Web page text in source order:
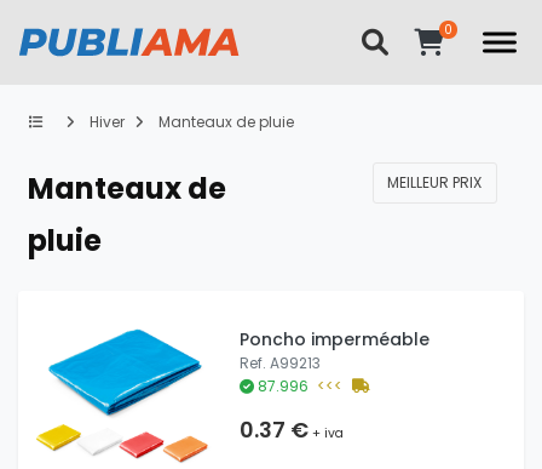
Hiver Manteaux de pluie
Manteaux de
pluie
MEILLEUR PRIX
Poncho imperméable
Ref. A99213
87.996 <<<
0.37 €+ iva